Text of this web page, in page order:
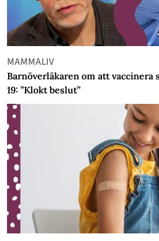
MAMMALIV
Barnöverläkaren om att vaccinera
19: ”Klokt beslut”